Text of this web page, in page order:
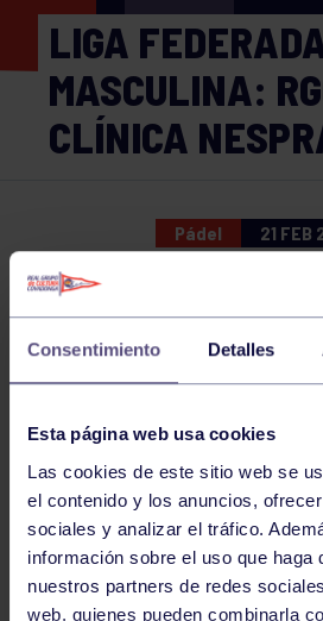
Consentimiento Detalles
Esta página web usa cookies
Las cookies de este sitio web se
el contenido y los anuncios,
sociales y analizar el tráfico.
información sobre el uso que haga
nuestros partners de redes
web, quienes pueden combinarla
LIGA
MASCULINA:
CLÍNICA
Pádel 21 FEB
NOTICIAS